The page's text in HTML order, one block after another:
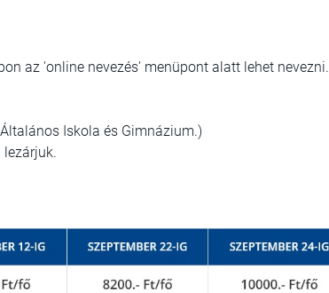
az 'online nevezés' menüpont alatt lehet nevezni.
Iskola és Gimnázium.)
lezárjuk.